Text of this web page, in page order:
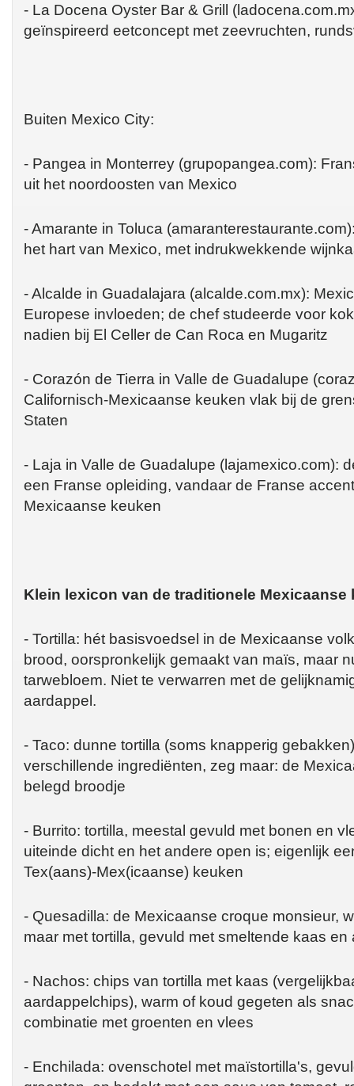
- La Docena Oyster Bar & Grill
geïnspireerd eetconcept met zeevruchten,
Buiten Mexico City:
- Pangea in Monterrey (grupopangea.com):
uit het noordoosten van Mexico
- Amarante in Toluca
het hart van Mexico, met indrukwekkende
- Alcalde in Guadalajara (alcalde.com.mx):
Europese invloeden; de chef studeerde voor
nadien bij El Celler de Can Roca en Mugaritz
- Corazón de Tierra in Valle de Guadalupe
Californisch-Mexicaanse keuken vlak bij de
Staten
- Laja in Valle de Guadalupe (lajamexico.com):
een Franse opleiding, vandaar de Franse
Mexicaanse keuken
Klein lexicon van de traditionele Mexicaanse
- Tortilla: hét basisvoedsel in de Mexicaanse
brood, oorspronkelijk gemaakt van maïs, maar
tarwebloem. Niet te verwarren met de
aardappel.
- Taco: dunne tortilla (soms knapperig
verschillende ingrediënten, zeg maar: de
belegd broodje
- Burrito: tortilla, meestal gevuld met bonen en
uiteinde dicht en het andere open is; eigenlijk
Tex(aans)-Mex(icaanse) keuken
- Quesadilla: de Mexicaanse croque monsieur,
maar met tortilla, gevuld met smeltende kaas
- Nachos: chips van tortilla met kaas
aardappelchips), warm of koud gegeten als
combinatie met groenten en vlees
- Enchilada: ovenschotel met maïstortilla's,